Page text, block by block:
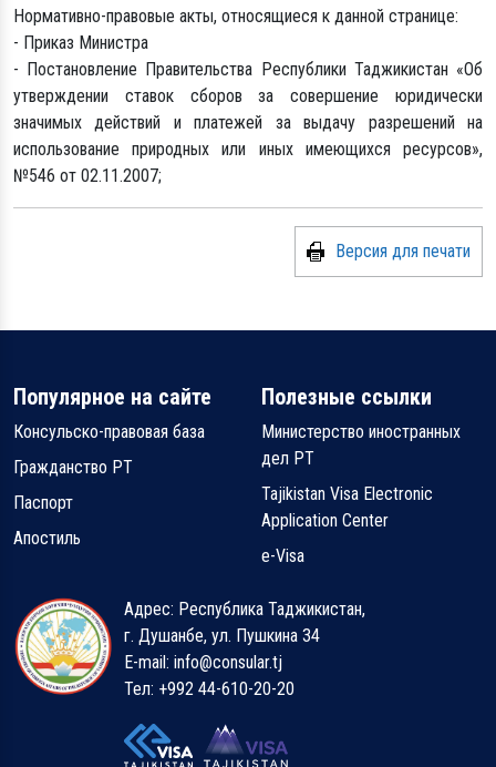
Нормативно-правовые акты, относящиеся к данной странице:
- Приказ Министра
- Постановление Правительства Республики Таджикистан «Об
утверждении ставок сборов за совершение юридически
значимых действий и платежей за выдачу разрешений на
использование природных или иных имеющихся ресурсов»,
№546 от 02.11.2007;
Версия для печати
Популярное на сайте
Консульско-правовая база
Гражданство РТ
Паспорт
Апостиль
Полезные ссылки
Министерство иностранных
дел РТ
Tajikistan Visa Electronic
Application Center
e-Visa
Адрес: Республика Таджикистан,
г. Душанбе, ул. Пушкина 34
E-mail: info@consular.tj
Тел: +992 44-610-20-20